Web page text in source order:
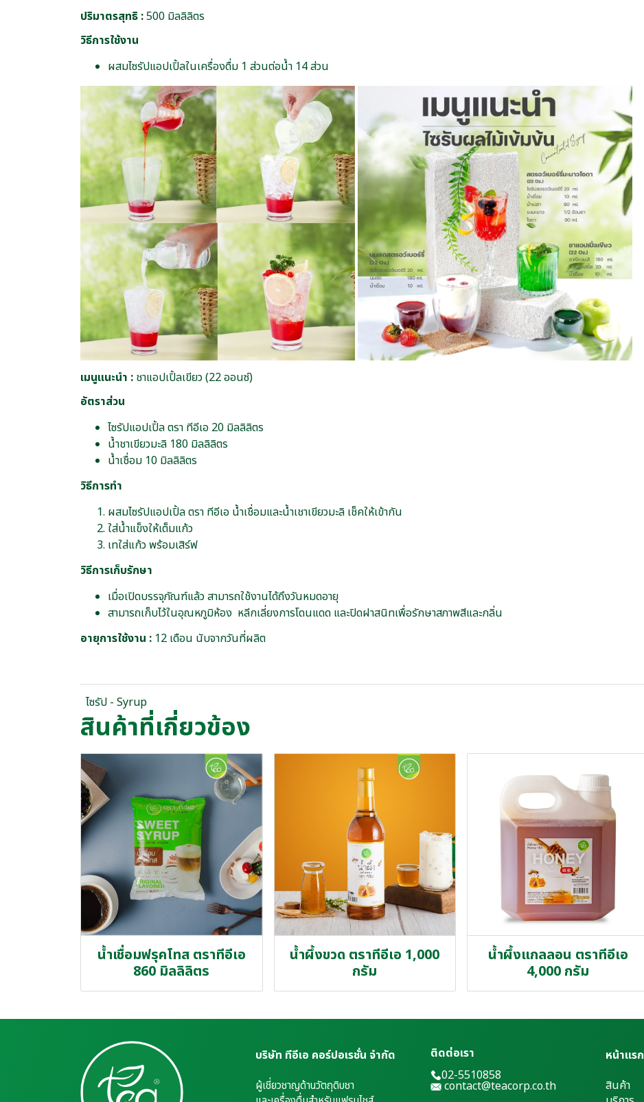
ปริมาตรสุทธิ :500 มิลลิลิตร
วิธีการใช้งาน
ผสมไซรัปแอปเปิ้ลในเครื่องดื่ม 1 ส่วนต่อน้ำ 14 ส่วน
เมนูแนะนำ : ชาแอปเปิ้ลเขียว (22 ออนซ์)
อัตราส่วน
ไซรัปแอปเปิ้ล ตรา ทีอีเอ 20 มิลลิลิตร
น้ำชาเขียวมะลิ 180 มิลลิลิตร
น้ำเชื่อม 10 มิลลิลิตร
วิธีการทำ
ผสมไซรัปแอปเปิ้ล ตรา ทีอีเอ น้ำเชื่อมและน้ำเชาเขียวมะลิ เช็คให้เข้ากัน
ใส่น้ำแข็งให้เต็มแก้ว
เทใส่แก้ว พร้อมเสิร์ฟ
วิธีการเก็บรักษา
เมื่อเปิดบรรจุภัณฑ์แล้ว สามารถใช้งานได้ถึงวันหมดอายุ
สามารถเก็บไว้ในอุณหภูมิห้อง หลีกเลี่ยงการโดนแดด และปิดฝาสนิทเพื่อรักษาสภาพสีและกลิ่น
อายุการใช้งาน : 12 เดือน นับจากวันที่ผลิต
ไซรัป - Syrup
สินค้าที่เกี่ยวข้อง
น้ำเชื่อมฟรุคโทส ตราทีอีเอ
860 มิลลิลิตร
น้ำผึ้งขวด ตราทีอีเอ 1,000
กรัม
น้ำผึ้งแกลลอน ตราทีอีเอ
4,000 กรัม
บริษัท ทีอีเอ คอร์ปอเรชั่น จำกัด
ผู้เชี่ยวชาญด้านวัตถุดิบชา
ติดต่อเรา
02-5510858
contact@teacorp.co.th
หน้าแรก
สินค้า